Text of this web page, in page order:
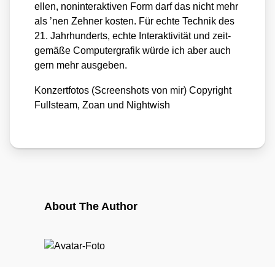
el­len, non­in­ter­ak­ti­ven Form darf das nicht mehr
als ’nen Zeh­ner kos­ten. Für ech­te Tech­nik des
21. Jahr­hun­derts, ech­te Inter­ak­ti­vi­tät und zeit­
ge­mä­ße Com­pu­ter­gra­fik wür­de ich aber auch
gern mehr aus­ge­ben.
Kon­zert­fo­tos (Screen­shots von mir) Copy­right
Fulls­team, Zoan und Night­wish
About The Author